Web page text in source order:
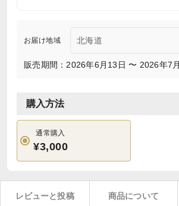
お届け地域
販売期間：2026年6月13日 〜 2026年7
購入方法
通常購入
¥3,000
レビューと投稿 商品について